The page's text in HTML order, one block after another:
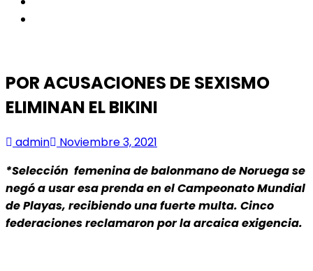
POR ACUSACIONES DE SEXISMO
ELIMINAN EL BIKINI
admin
Noviembre 3, 2021
*Selección femenina de balonmano de Noruega se
negó a usar esa prenda en el Campeonato Mundial
de Playas, recibiendo una fuerte multa. Cinco
federaciones reclamaron por la arcaica exigencia.